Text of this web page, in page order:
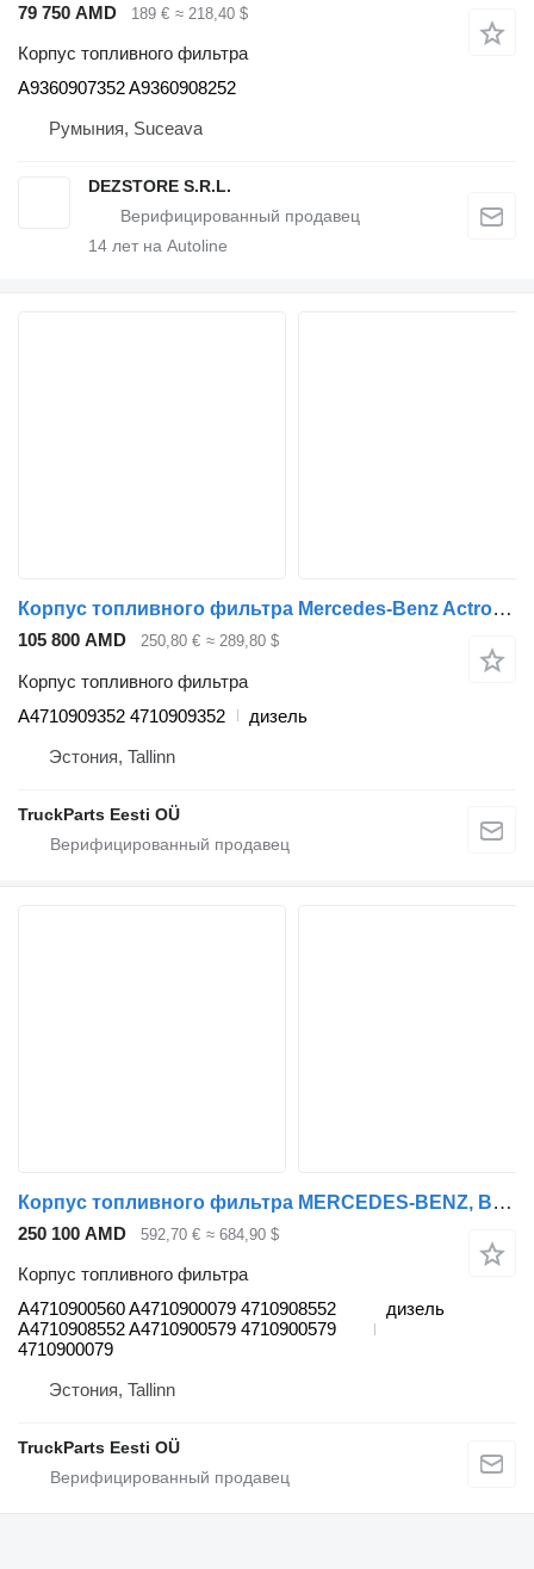
79 750 AMD 189 € ≈ 218,40 $
Корпус топливного фильтра
A9360907352 A9360908252
Румыния, Suceava
DEZSTORE S.R.L.
14 лет на Autoline
Корпус топливного фильтра Mercedes-Benz Actros MP4 2545 (01.13-) A4710909352 для тягача Mercedes-Benz Actros MP4 Antos Arocs (2012-)
105 800 AMD 250,80 € ≈ 289,80 $
Корпус топливного фильтра
A4710909352 4710909352
дизель
Эстония, Tallinn
TruckParts Eesti OÜ
Корпус топливного фильтра MERCEDES-BENZ, BEHR Actros MP4 2551 (01.12-) A4710900560 для тягача Mercedes-Benz Actros MP4 Antos Arocs (2012-)
250 100 AMD 592,70 € ≈ 684,90 $
Корпус топливного фильтра
A4710900560 A4710900079 4710908552
A4710908552 A4710900579 4710900579
4710900079
дизель
Эстония, Tallinn
TruckParts Eesti OÜ